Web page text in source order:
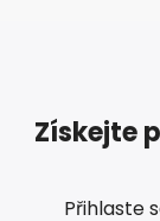
Získejte
Přihlaste